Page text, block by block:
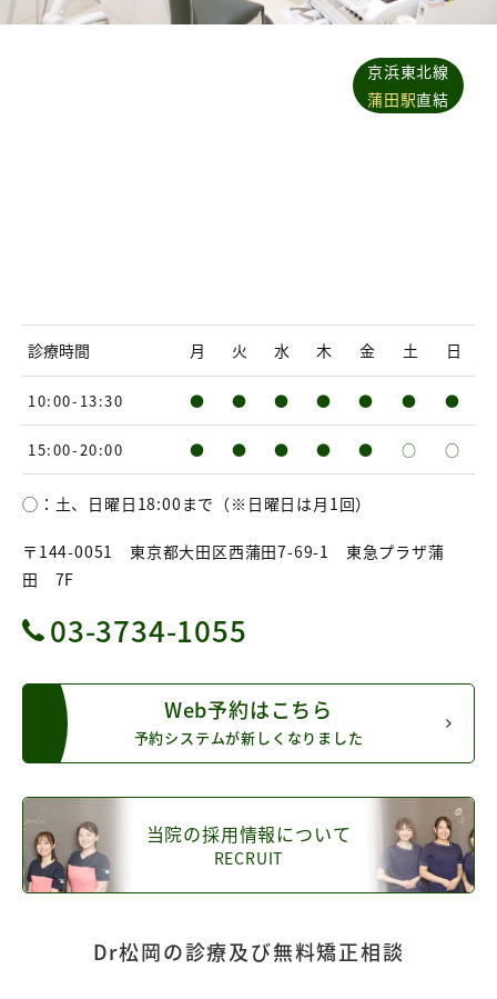
京浜東北線
蒲田駅直結
診療時間 月 火 水 木 金 土 日
10:00-13:30 ● ● ● ● ● ● ●
15:00-20:00 ● ● ● ● ● ○ ○
◯：土、日曜日18:00まで（※日曜日は月1回）
〒144-0051 東京都大田区西蒲田7-69-1 東急プラザ蒲
田 7F
03-3734-1055
Web予約はこちら
予約システムが新しくなりました
当院の採用情報について
RECRUIT
Dr松岡の診療及び無料矯正相談